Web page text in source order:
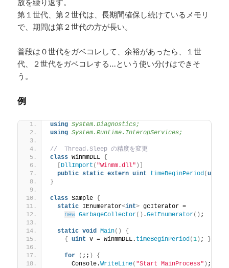
第１世代、第２世代は、長期間確保し続けているメモリ
で、期間は第２世代の方が長い。
普段は０世代をガベコレして、余裕があったら、１世
代、２世代をガベコレする…という使い分けはできそ
う。
例
using System.Diagnostics;
using System.Runtime.InteropServices;
//  Thread.Sleep の精度を変更
class WinmmDLL {
[DllImport ( "Winmm.dll" )]
public static extern uint timeBeginPeriod (uint
}
class Sample {
static IEnumerator<int> gcIterator =
new GarbageCollector() .GetEnumerator() ;
static void Main()
{
{ uint v = WinmmDLL. timeBeginPeriod (1) ; }
for ( ;; )
{
      Console.
WriteLine( "Start MainProcess" ) ;